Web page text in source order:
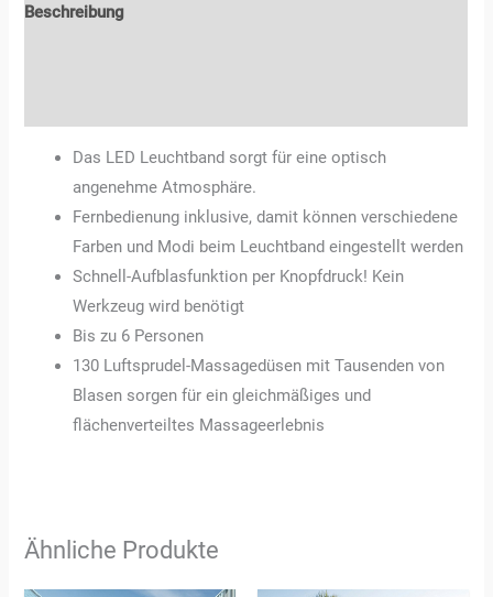
Beschreibung
Das LED Leuchtband sorgt für eine optisch
angenehme Atmosphäre.
Fernbedienung inklusive, damit können verschiedene
Farben und Modi beim Leuchtband eingestellt werden
Schnell-Aufblasfunktion per Knopfdruck! Kein
Werkzeug wird benötigt
Bis zu 6 Personen
130 Luftsprudel-Massagedüsen mit Tausenden von
Blasen sorgen für ein gleichmäßiges und
flächenverteiltes Massageerlebnis
Ähnliche Produkte